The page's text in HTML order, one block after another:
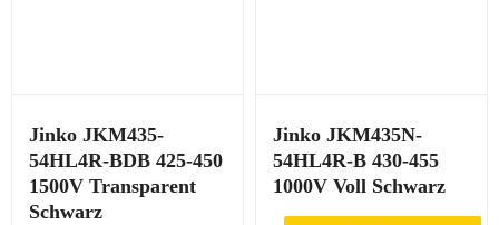
Jinko JKM435-
54HL4R-BDB 425-450
1500V Transparent
Schwarz
Jinko JKM435N-
54HL4R-B 430-455
1000V Voll Schwarz